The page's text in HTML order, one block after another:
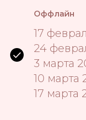
Оффлайн
17
24
3 марта
10 марта
17 марта